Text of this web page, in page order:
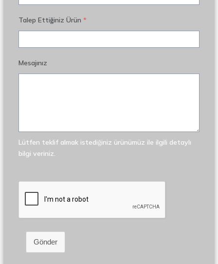
Talep Ettiğiniz Ürün *
Mesajınız
Lütfen teklif almak istediğiniz ürünümüz ile ilgili detaylı
bilgi veriniz.
Gönder